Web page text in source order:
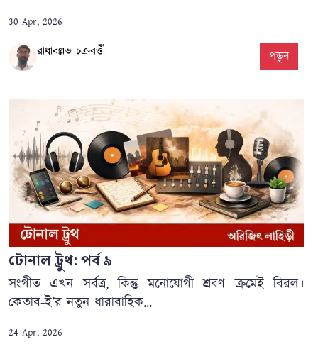
30 Apr, 2026
রাধাবল্লভ চক্রবর্ত্তী পড়ুন
টোনাল ট্রুথ: পর্ব ৯
সংগীত এখন সর্বত্র, কিন্তু মনোযোগী শ্রবণ ক্রমেই বিরল।
কেতাব-ই’র নতুন ধারাবাহিক...
24 Apr, 2026